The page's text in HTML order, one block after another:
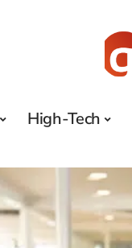
High-Tech